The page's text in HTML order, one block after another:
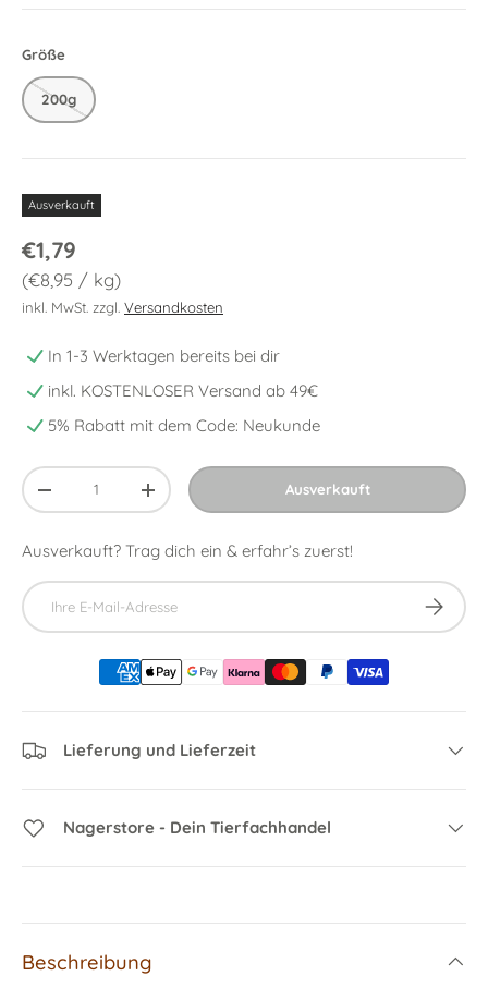
Größe
200g
Ausverkauft
€1,79
Grundpreis
€8,95 / kg
inkl. MwSt. zzgl. Versandkosten
In 1-3 Werktagen bereits bei dir
inkl. KOSTENLOSER Versand ab 49€
5% Rabatt mit dem Code: Neukunde
Anzahl
-
+ Ausverkauft
Ausverkauft? Trag dich ein & erfahr’s zuerst!
E-Mail
Lieferung und Lieferzeit
Nagerstore - Dein Tierfachhandel
Beschreibung